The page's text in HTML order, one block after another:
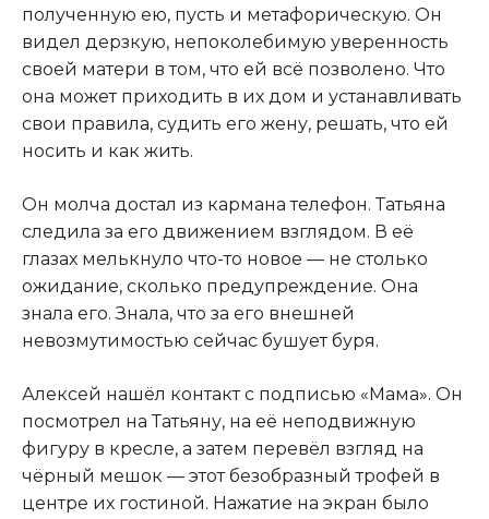
полученную ею, пусть и метафорическую. Он
видел дерзкую, непоколебимую уверенность
своей матери в том, что ей всё позволено. Что
она может приходить в их дом и устанавливать
свои правила, судить его жену, решать, что ей
носить и как жить.
Он молча достал из кармана телефон. Татьяна
следила за его движением взглядом. В её
глазах мелькнуло что-то новое — не столько
ожидание, сколько предупреждение. Она
знала его. Знала, что за его внешней
невозмутимостью сейчас бушует буря.
Алексей нашёл контакт с подписью «Мама». Он
посмотрел на Татьяну, на её неподвижную
фигуру в кресле, а затем перевёл взгляд на
чёрный мешок — этот безобразный трофей в
центре их гостиной. Нажатие на экран было